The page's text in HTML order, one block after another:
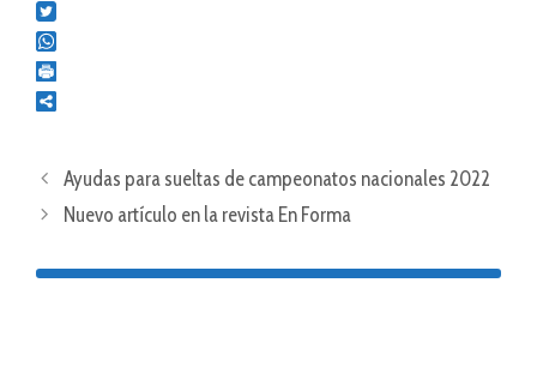
Ayudas para sueltas de campeonatos nacionales 2022
Nuevo artículo en la revista En Forma